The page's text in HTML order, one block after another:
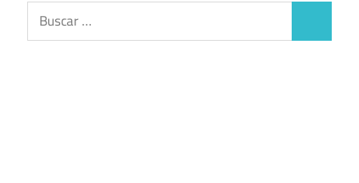
Buscar: